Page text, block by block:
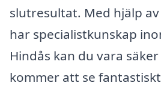
slutresultat. Med hjälp
har specialistkunskap
Hindås kan du vara
kommer att se